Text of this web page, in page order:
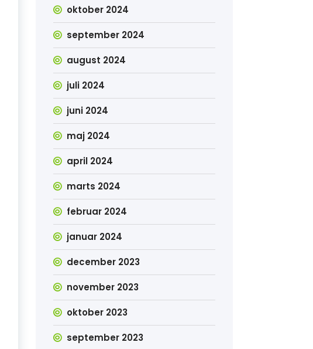
oktober 2024
september 2024
august 2024
juli 2024
juni 2024
maj 2024
april 2024
marts 2024
februar 2024
januar 2024
december 2023
november 2023
oktober 2023
september 2023